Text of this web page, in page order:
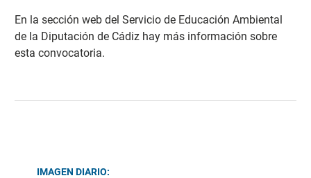
En la sección web del Servicio de Educación Ambiental
de la Diputación de Cádiz hay más información sobre
esta convocatoria.
IMAGEN DIARIO: